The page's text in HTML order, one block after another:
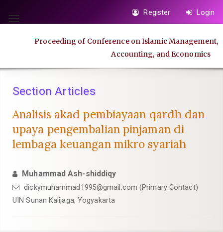
jump
Main
Main
Content
Toggle
Register Login
Proceeding of Conference on Islamic Management,
Accounting, and Economics
Section Articles
Analisis akad pembiayaan qardh dan
upaya pengembalian pinjaman di
lembaga keuangan mikro syariah
Muhammad Ash-shiddiqy
dickymuhammad1995@gmail.com (Primary Contact)
UIN Sunan Kalijaga, Yogyakarta